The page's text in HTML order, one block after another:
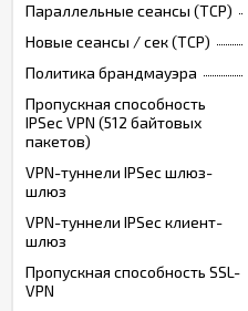
Параллельные сеансы (TCP)
Новые сеансы / сек (TCP)
Политика брандмауэра
Пропускная способность
IPSec VPN (512 байтовых
пакетов)
VPN-туннели IPSec шлюз-
шлюз
VPN-туннели IPSec клиент-
шлюз
Пропускная способность SSL-
VPN